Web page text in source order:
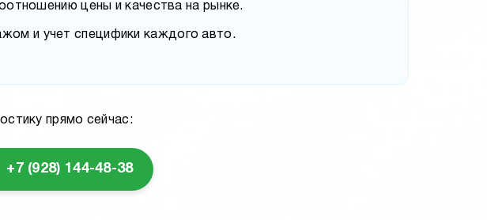
цены и качества на рынке.
и учет специфики каждого авто.
прямо сейчас:
+7 (928) 144-48-38